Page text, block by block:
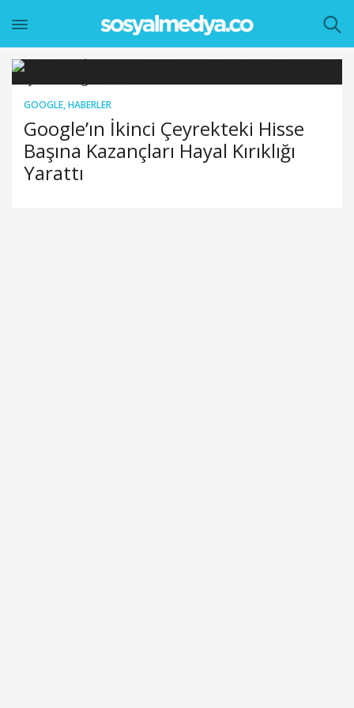
GOOGLE,HABERLER
Google’ın İkinci Çeyrekteki Hisse
Başına Kazançları Hayal Kırıklığı
Yarattı